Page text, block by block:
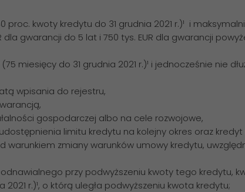
kwoty kredytu do 31 grudnia 2021 r.)¹ i
dla gwarancji do 5 lat i 750 tys. EUR dla gwarancji
miesięcy do 31 grudnia 2021 r.)¹ i jednocześnie nie
wpisania do rejestru,
gospodarczej albo na cele rozwojowe,
limitu kredytu na kolejny okres oraz
zmiany warunków umowy kredytu,
przy podwyższeniu kwoty tego kredytu,
r.)¹, o którą uległa podwyższeniu kwota kredytu;